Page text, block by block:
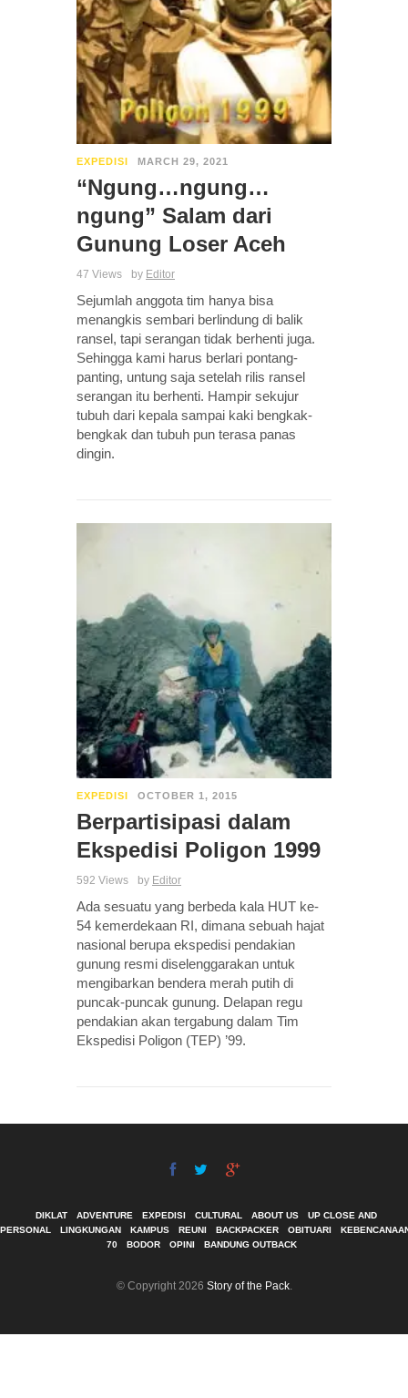
EXPEDISI MARCH 29, 2021
“Ngung…ngung…
ngung” Salam dari
Gunung Loser Aceh
47 Views by Editor
Sejumlah anggota tim hanya bisa
menangkis sembari berlindung di balik
ransel, tapi serangan tidak berhenti juga.
Sehingga kami harus berlari pontang-
panting, untung saja setelah rilis ransel
serangan itu berhenti. Hampir sekujur
tubuh dari kepala sampai kaki bengkak-
bengkak dan tubuh pun terasa panas
dingin.
EXPEDISI OCTOBER 1, 2015
Berpartisipasi dalam
Ekspedisi Poligon 1999
592 Views by Editor
Ada sesuatu yang berbeda kala HUT ke-
54 kemerdekaan RI, dimana sebuah hajat
nasional berupa ekspedisi pendakian
gunung resmi diselenggarakan untuk
mengibarkan bendera merah putih di
puncak-puncak gunung. Delapan regu
pendakian akan tergabung dalam Tim
Ekspedisi Poligon (TEP) ’99.
DIKLAT ADVENTURE EXPEDISI CULTURAL ABOUT US
UP CLOSE AND
PERSONAL
LINGKUNGAN KAMPUS REUNI BACKPACKER OBITUARI
70
BODOR OPINI BANDUNG OUTBACK
© Copyright 2026 Story of the Pack.